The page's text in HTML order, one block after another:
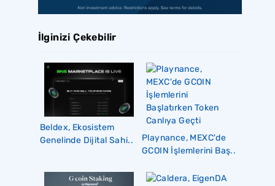
İlginizi Çekebilir
Beldex, Ekosistem
Genelinde Dijital Sahi..
Playnance, MEXC'de
GCOIN İşlemlerini Baş..